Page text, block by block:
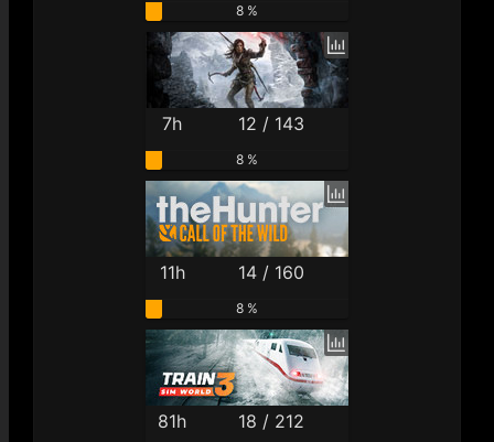
8 %
7h 12 / 143
8 %
11h 14 / 160
8 %
81h 18 / 212